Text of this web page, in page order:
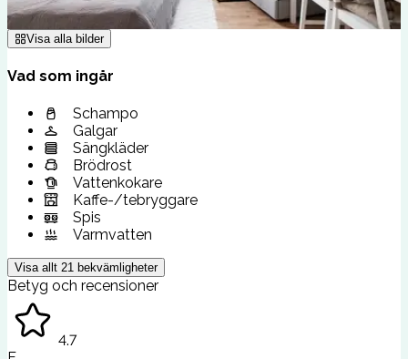
Visa alla bilder
Vad som ingår
Schampo
Galgar
Sängkläder
Brödrost
Vattenkokare
Kaffe-/tebryggare
Spis
Varmvatten
Visa allt 21 bekvämligheter
Betyg och recensioner
4.7